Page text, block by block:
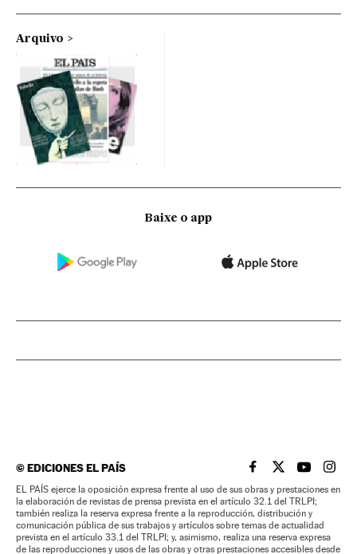
Arquivo
Baixe o app
©EDICIONES EL PAÍS EL PAÍS BRASIL EN
EL PAÍSEL PAÍS
EL
EL PAÍS ejerce la oposición expresa frente al uso de sus obras y prestaciones en
la elaboración de revistas de prensa prevista en el artículo 32.1 del TRLPI;
también realiza la reserva expresa frente a la reproducción, distribución y
comunicación pública de sus trabajos y artículos sobre temas de actualidad
prevista en el artículo 33.1 del TRLPI; y, asimismo, realiza una reserva expresa
de las reproducciones y usos de las obras y otras prestaciones accesibles desde